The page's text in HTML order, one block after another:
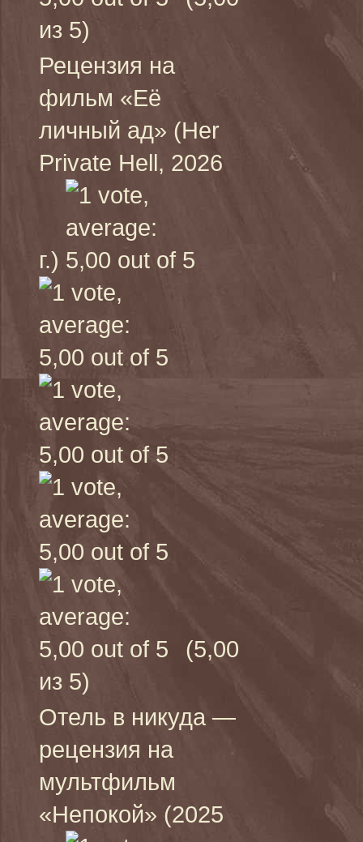
из 5)
Рецензия на
фильм «Её
личный ад» (Her
Private Hell, 2026
г.)
(5,00
из 5)
Отель в никуда —
рецензия на
мультфильм
«Непокой» (2025